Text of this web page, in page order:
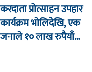
करदाता प्रोत्साहन उपहार
कार्यक्रम भाेलिदेखि, एक
जनाले १० लाख रुपैयाँ